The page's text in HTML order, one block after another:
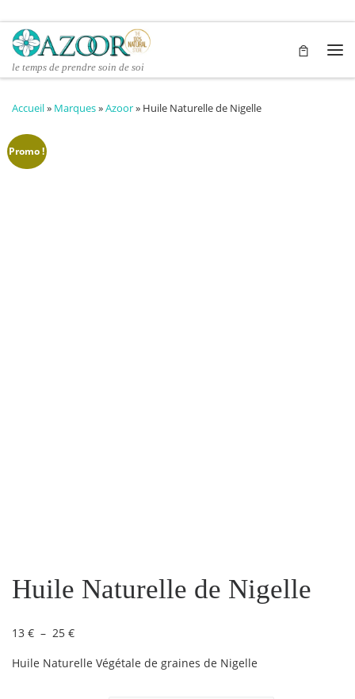
Passer au contenu
le temps de prendre soin de soi
Accueil» Marques»Azoor» Huile Naturelle de Nigelle
Promo !
Huile Naturelle de Nigelle
13 € – 25 €Plage de prix : 13 € à 25 €
Huile Naturelle Végétale de graines de Nigelle